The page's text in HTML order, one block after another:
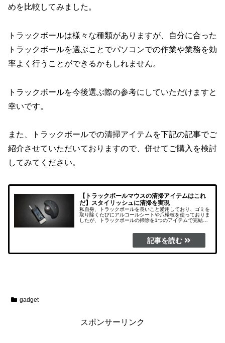
めを比較してみました。
トラックボールは様々な種類がありますが、自分に合った
トラックボールを選ぶことでパソコンでの作業や業務を効
率よく行うことができるかもしれません。
トラックボールを今後選ぶ際の参考にしていただけますと
幸いです。
また、トラックボールでの清掃アイテムを下記の記事でご
紹介させていただいておりますので、併せてご購入を検討
してみてください。
【トラックボールマウスの清掃アイテムはこれ
だ】スタイリッシュに清掃を実現
私自身、トラックボールを長いこと愛用しており、ゴミを
取り除くたびにアルコールシートや爪楊枝を使っておりま
したが、トラックボールの掃除を1つのアイテムで完結で
gadget
スポンサーリンク